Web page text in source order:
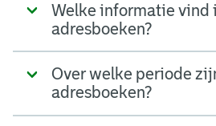
Welke informatie vind
adresboeken?
Over welke periode
adresboeken?